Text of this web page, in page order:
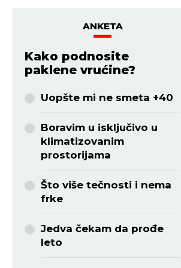
ANKETA
Kako podnosite
paklene vrućine?
Uopšte mi ne smeta +40
Boravim u isključivo u
klimatizovanim
prostorijama
Što više tečnosti i nema
frke
Jedva čekam da prođe
leto